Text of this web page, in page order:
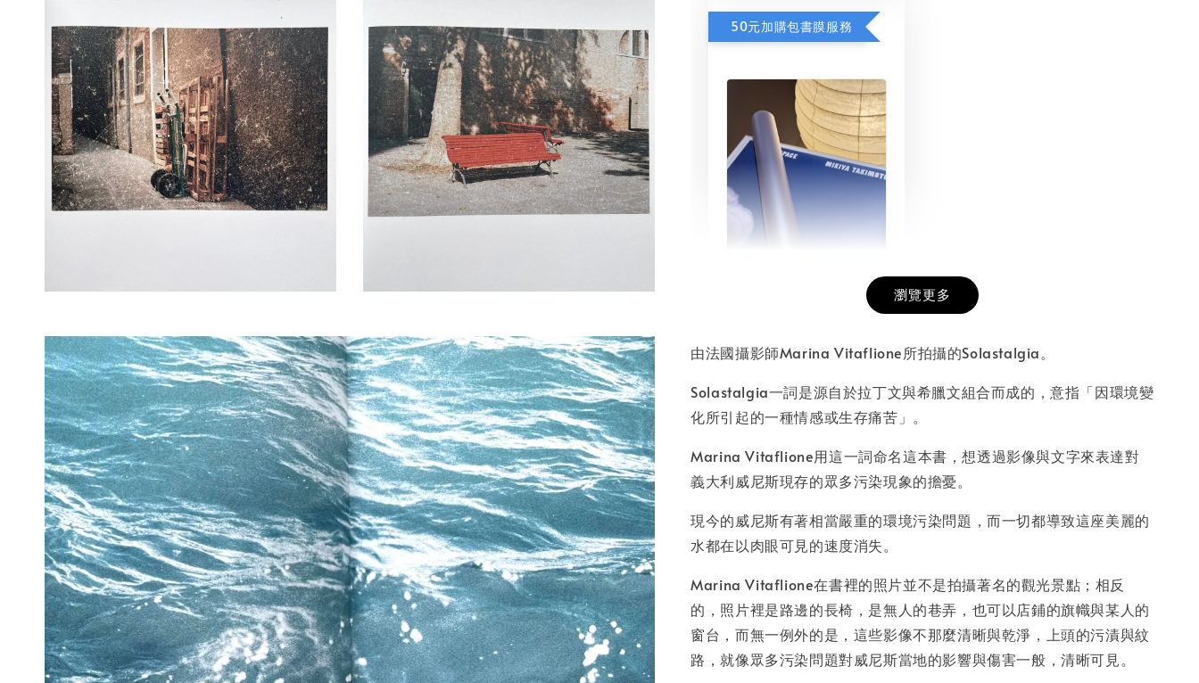
50元加購包書膜服務
NT$ 50
- +
加入購物車
瀏覽更多
由法國攝影師Marina Vitaflione所拍攝的Solastalgia。
Solastalgia一詞是源自於拉丁文與希臘文組合而成的，意指「因環境變
化所引起的一種情感或生存痛苦」。
Marina Vitaflione用這一詞命名這本書，想透過影像與文字來表達對
義大利威尼斯現存的眾多污染現象的擔憂。
現今的威尼斯有著相當嚴重的環境污染問題，而一切都導致這座美麗的
水都在以肉眼可見的速度消失。
Marina Vitaflione在書裡的照片並不是拍攝著名的觀光景點；相反
的，照片裡是路邊的長椅，是無人的巷弄，也可以店鋪的旗幟與某人的
窗台，而無一例外的是，這些影像不那麼清晰與乾淨，上頭的污漬與紋
路，就像眾多污染問題對威尼斯當地的影響與傷害一般，清晰可見。